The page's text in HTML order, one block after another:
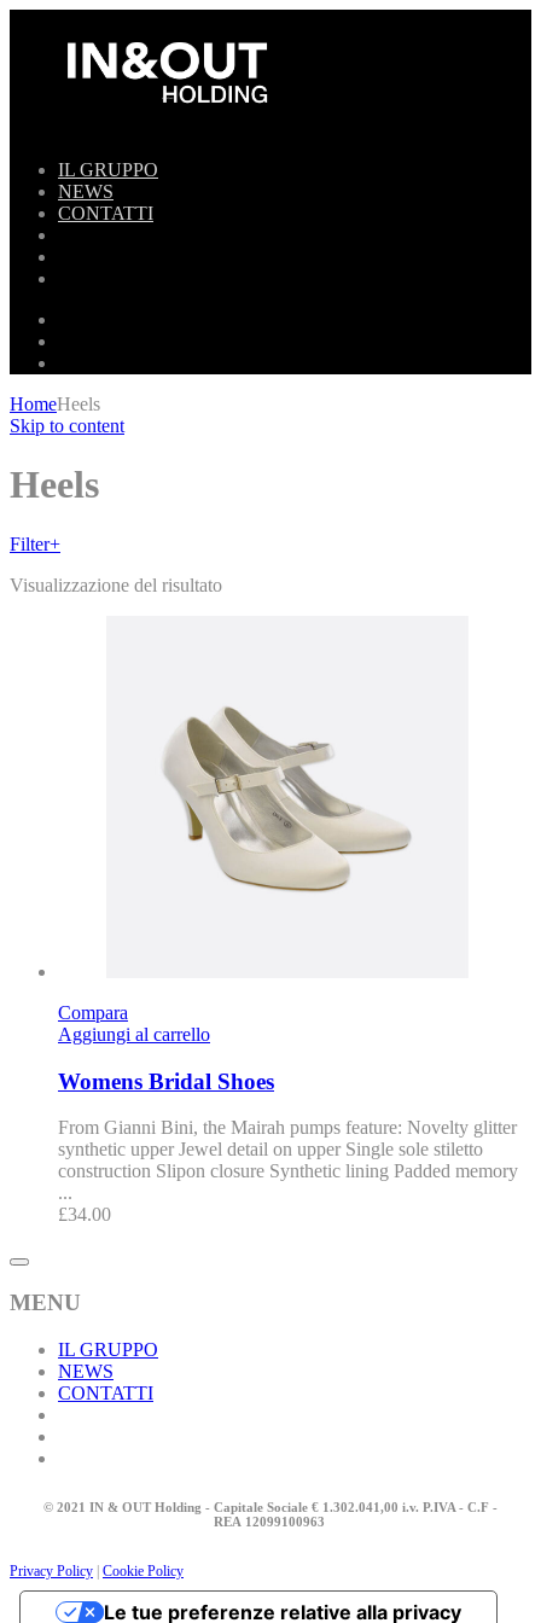
IL GRUPPO
NEWS
CONTATTI
HomeHeels
Skip to content
Heels
Filter+
Visualizzazione del risultato
Compara
Aggiungi al carrello
Womens Bridal Shoes
From Gianni Bini, the Mairah pumps feature: Novelty glitter
synthetic upper Jewel detail on upper Single sole stiletto
construction Slipon closure Synthetic lining Padded memory
...
£34.00
MENU
IL GRUPPO
NEWS
CONTATTI
© 2021 IN & OUT Holding - Capitale Sociale € 1.302.041,00 i.v. P.IVA - C.F -
REA 12099100963
Privacy Policy | Cookie Policy
Le tue preferenze relative alla privacy